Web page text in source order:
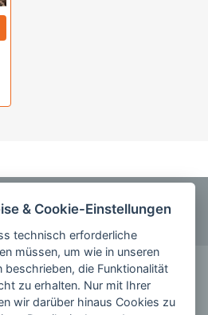
Sie uns
& Cookie-Einstellungen
technisch erforderliche
müssen, um wie in unseren
beschrieben, die Funktionalität
zu erhalten. Nur mit Ihrer
wir darüber hinaus Cookies zu